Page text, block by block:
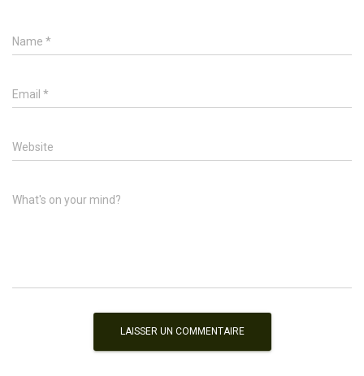
Name *
Email *
Website
What's on your mind?